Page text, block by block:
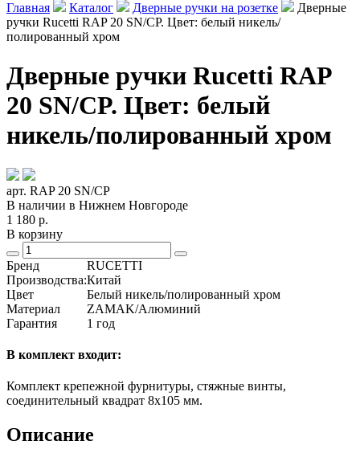
Главная Каталог Дверные ручки на розетке
Дверные
ручки Rucetti RAP 20 SN/CP. Цвет: белый никель/
полированный хром
Дверные ручки Rucetti RAP
20 SN/CP. Цвет: белый
никель/полированный хром
арт. RAP 20 SN/CP
В наличии в Нижнем Новгороде
1 180 р.
В корзину
Бренд
RUCETTI
Производства:Китай
Цвет
Белый никель/полированный хром
Материал
ZAMAK/Алюминий
Гарантия
1 год
В комплект входит:
Комплект крепежной фурнитуры, стяжные винты,
соединительный квадрат 8x105 мм.
Описание